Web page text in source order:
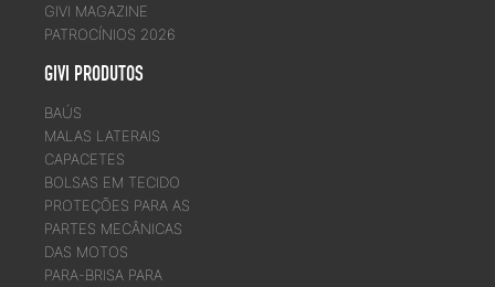
GIVI MAGAZINE
PATROCÍNIOS 2026
GIVI PRODUTOS
BAÚS
MALAS LATERAIS
CAPACETES
BOLSAS EM TECIDO
PROTEÇÕES PARA AS
PARTES MECÂNICAS
DAS MOTOS
PARA-BRISA PARA